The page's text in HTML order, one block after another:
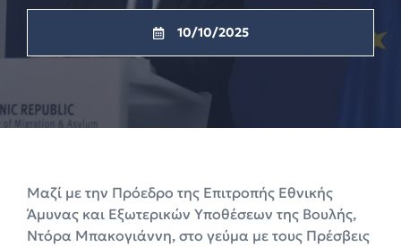
10/10/2025
Μαζί με την Πρόεδρο της Επιτροπής Εθνικής
Άμυνας και Εξωτερικών Υποθέσεων της Βουλής,
Ντόρα Μπακογιάννη, στο γεύμα με τους Πρέσβεις